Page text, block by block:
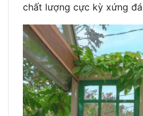
chất lượng cực kỳ xứng